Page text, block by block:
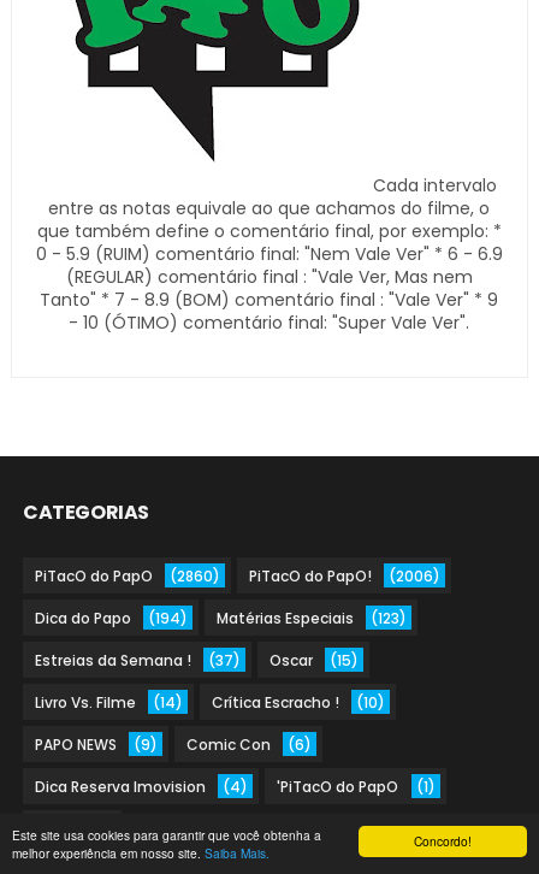
Concordo!
Este site usa cookies para garantir que você obtenha a
melhor experiência em nosso site. Saiba Mais.
Cada intervalo
entre as notas equivale ao que achamos do filme, o
que também define o comentário final, por exemplo: *
0 - 5.9 (RUIM) comentário final: "Nem Vale Ver" * 6 - 6.9
(REGULAR) comentário final : "Vale Ver, Mas nem
Tanto" * 7 - 8.9 (BOM) comentário final : "Vale Ver" * 9
- 10 (ÓTIMO) comentário final: "Super Vale Ver".
CATEGORIAS
PiTacO do PapO (2860) PiTacO do PapO! (2006)
Dica do Papo (194) Matérias Especiais (123)
Estreias da Semana ! (37) Oscar (15)
Livro Vs. Filme (14) Crítica Escracho ! (10)
PAPO NEWS (9) Comic Con (6)
Dica Reserva Imovision (4) 'PiTacO do PapO (1)
PAPO (1)